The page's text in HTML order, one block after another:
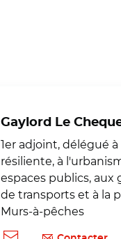
Gaylord Le
1er adjoint, délégué à
résiliente, à
espaces publics, aux
de transports et à la
Murs-à-pêches